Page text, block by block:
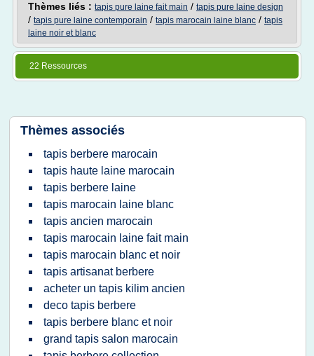
Thèmes liés : tapis pure laine fait main / tapis pure laine design
/ tapis pure laine contemporain / tapis marocain laine blanc / tapis
laine noir et blanc
22 Ressources
Thèmes associés
tapis berbere marocain
tapis haute laine marocain
tapis berbere laine
tapis marocain laine blanc
tapis ancien marocain
tapis marocain laine fait main
tapis marocain blanc et noir
tapis artisanat berbere
acheter un tapis kilim ancien
deco tapis berbere
tapis berbere blanc et noir
grand tapis salon marocain